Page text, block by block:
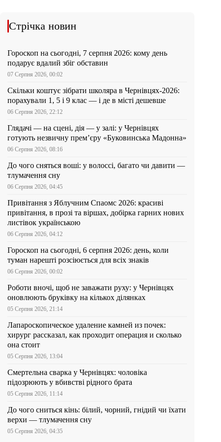
Стрічка новин
Гороскоп на сьогодні, 7 серпня 2026: кому день
подарує вдалий збіг обставин
07 Серпня 2026, 00:02
Скільки коштує зібрати школяра в Чернівцях-2026:
порахували 1, 5 і 9 клас — і де в місті дешевше
06 Серпня 2026, 22:12
Глядачі — на сцені, дія — у залі: у Чернівцях
готують незвичну прем’єру «Буковинська Мадонна»
06 Серпня 2026, 08:16
До чого сняться воші: у волоссі, багато чи давити —
тлумачення сну
06 Серпня 2026, 04:45
Привітання з Яблучним Спаомс 2026: красиві
привітання, в прозі та віршах, добірка гарних нових
листівок українською
06 Серпня 2026, 04:12
Гороскоп на сьогодні, 6 серпня 2026: день, коли
туман нарешті розсіюється для всіх знаків
06 Серпня 2026, 00:02
Роботи вночі, щоб не заважати руху: у Чернівцях
оновлюють бруківку на кількох ділянках
05 Серпня 2026, 21:14
Лапароскопическое удаление камней из почек:
хирург рассказал, как проходит операция и сколько
она стоит
05 Серпня 2026, 13:04
Смертельна сварка у Чернівцях: чоловіка
підозрюють у вбивстві рідного брата
05 Серпня 2026, 11:14
До чого сниться кінь: білий, чорний, гнідий чи їхати
верхи — тлумачення сну
05 Серпня 2026, 04:35